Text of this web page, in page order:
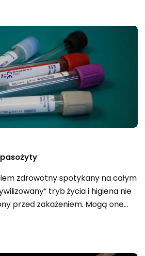
bywał nazywany „złotem
— np. jako wsparcie w
jak trądzik czy atopowe
warto pić olej z czarnuszki
wiedzieć o jego zastosowaniach?
zdrowotny spotykany na całym
tryb życia i higiena nie
przed zakażeniem. Mogą one
dlatego istotna jest